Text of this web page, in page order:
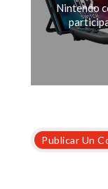
Nintendo
Publicar Un